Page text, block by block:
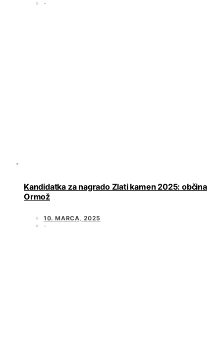
Kandidatka za nagrado Zlati kamen 2025: občina
Ormož
10. MARCA, 2025